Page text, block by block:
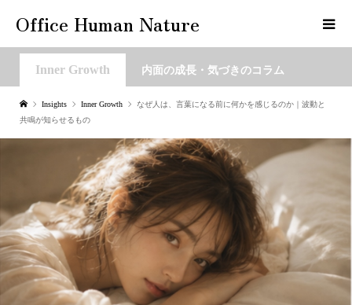
Office Human Nature
Inner Growth 内面の成長・気づきのコラム
Insights Inner Growth
なぜ人は、言葉になる前に何かを感じるのか｜波動と
共鳴が知らせるもの